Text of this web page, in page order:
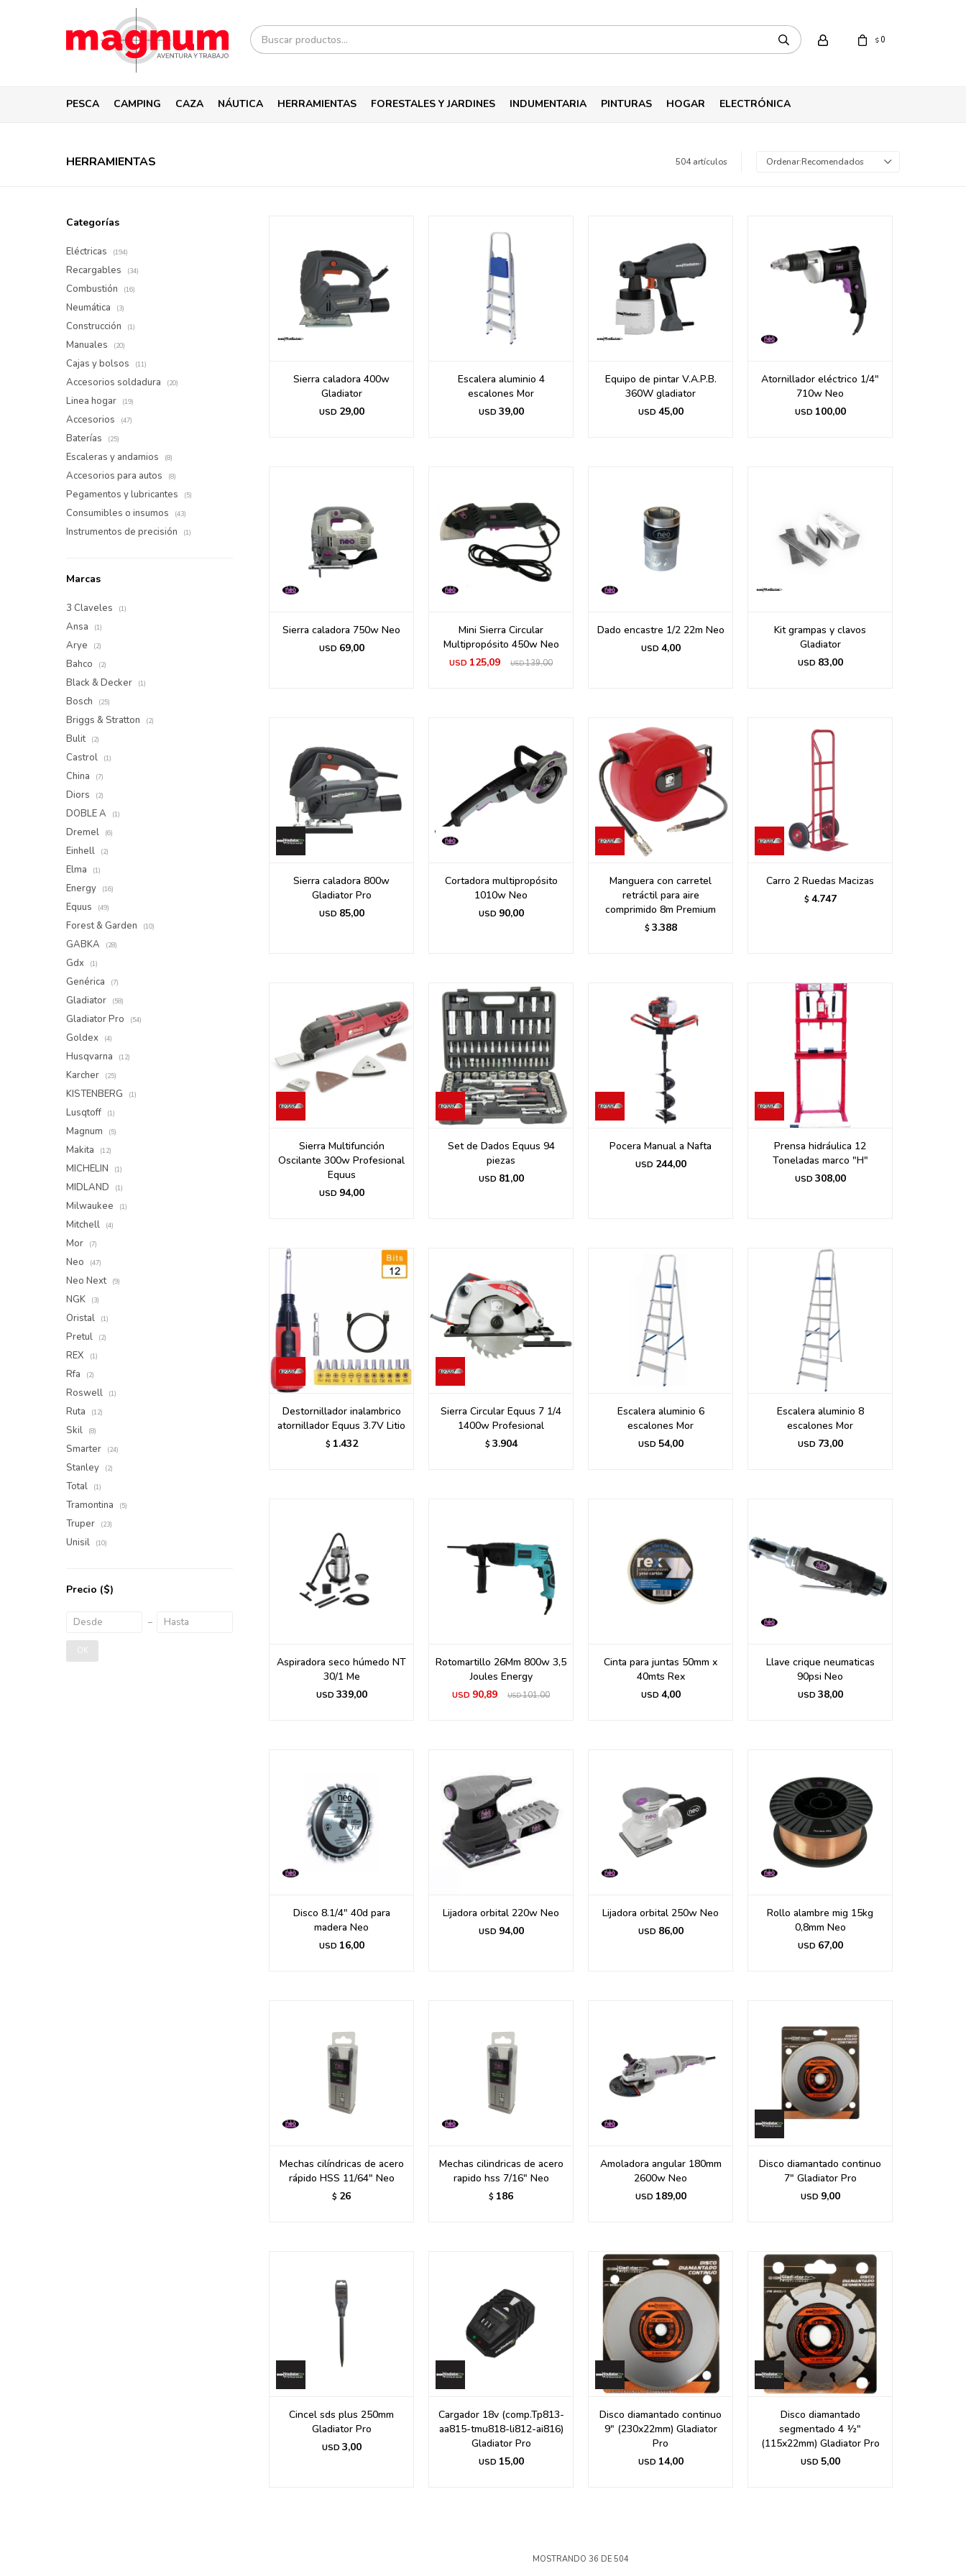
PESCA CAMPING CAZA NÁUTICA HERRAMIENTAS FORESTALES Y JARDINES INDUMENTARIA PINTURAS HOGAR ELECTRÓNICA
$ 0
HERRAMIENTAS 504 artículos Recomendados
Sierra caladora 400w
Gladiator
USD 29,00
Escalera aluminio 4
escalones Mor
USD 39,00
Equipo de pintar V.A.P.B.
360W gladiator
USD 45,00
Atornillador eléctrico 1/4"
710w Neo
USD 100,00
Sierra caladora 750w Neo
USD 69,00
Mini Sierra Circular
Multipropósito 450w Neo
USD 125,09 USD139,00
Dado encastre 1/2 22m Neo
USD 4,00
Kit grampas y clavos
Gladiator
USD 83,00
Sierra caladora 800w
Gladiator Pro
USD 85,00
Cortadora multipropósito
1010w Neo
USD 90,00
Manguera con carretel
retráctil para aire
comprimido 8m Premium
$ 3.388
Carro 2 Ruedas Macizas
$ 4.747
Sierra Multifunción
Oscilante 300w Profesional
Equus
USD 94,00
Set de Dados Equus 94
piezas
USD 81,00
Pocera Manual a Nafta
USD 244,00
Prensa hidráulica 12
Toneladas marco "H"
USD 308,00
Destornillador inalambrico
atornillador Equus 3.7V Litio
$ 1.432
Sierra Circular Equus 7 1/4
1400w Profesional
$ 3.904
Escalera aluminio 6
escalones Mor
USD 54,00
Escalera aluminio 8
escalones Mor
USD 73,00
Aspiradora seco húmedo NT
30/1 Me
USD 339,00
Rotomartillo 26Mm 800w 3,5
Joules Energy
USD 90,89 USD101,00
Cinta para juntas 50mm x
40mts Rex
USD 4,00
Llave crique neumaticas
90psi Neo
USD 38,00
Disco 8.1/4" 40d para
madera Neo
USD 16,00
Lijadora orbital 220w Neo
USD 94,00
Lijadora orbital 250w Neo
USD 86,00
Rollo alambre mig 15kg
0,8mm Neo
USD 67,00
Mechas cilíndricas de acero
rápido HSS 11/64" Neo
$ 26
Mechas cilindricas de acero
rapido hss 7/16" Neo
$ 186
Amoladora angular 180mm
2600w Neo
USD 189,00
Disco diamantado continuo
7" Gladiator Pro
USD 9,00
Cincel sds plus 250mm
Gladiator Pro
USD 3,00
Cargador 18v (comp.Tp813-
aa815-tmu818-li812-ai816)
Gladiator Pro
USD 15,00
Disco diamantado continuo
9" (230x22mm) Gladiator
Pro
USD 14,00
Disco diamantado
segmentado 4 ½"
(115x22mm) Gladiator Pro
USD 5,00
MOSTRANDO 36 DE 504
Categorías
Eléctricas (194)
Recargables (34)
Combustión (16)
Neumática (3)
Construcción (1)
Manuales (20)
Cajas y bolsos (11)
Accesorios soldadura (20)
Linea hogar (19)
Accesorios (47)
Baterías (25)
Escaleras y andamios (8)
Accesorios para autos (8)
Pegamentos y lubricantes (5)
Consumibles o insumos (43)
Instrumentos de precisión (1)
Marcas
3 Claveles (1)
Ansa (1)
Arye (2)
Bahco (2)
Black & Decker (1)
Bosch (25)
Briggs & Stratton (2)
Bulit (2)
Castrol (1)
China (7)
Diors (2)
DOBLE A (1)
Dremel (6)
Einhell (2)
Elma (1)
Energy (16)
Equus (49)
Forest & Garden (10)
GABKA (28)
Gdx (1)
Genérica (7)
Gladiator (58)
Gladiator Pro (54)
Goldex (4)
Husqvarna (12)
Karcher (25)
KISTENBERG (1)
Lusqtoff (1)
Magnum (5)
Makita (12)
MICHELIN (1)
MIDLAND (1)
Milwaukee (1)
Mitchell (4)
Mor (7)
Neo (47)
Neo Next (9)
NGK (3)
Oristal (1)
Pretul (2)
REX (1)
Rfa (2)
Roswell (1)
Ruta (12)
Skil (8)
Smarter (24)
Stanley (2)
Total (1)
Tramontina (5)
Truper (23)
Unisil (10)
Precio ($)
OK